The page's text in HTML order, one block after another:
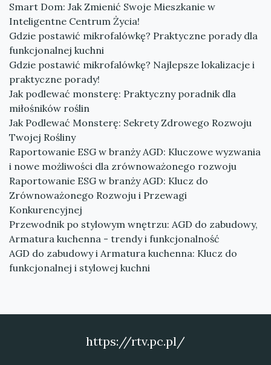
Smart Dom: Jak Zmienić Swoje Mieszkanie w
Inteligentne Centrum Życia!
Gdzie postawić mikrofalówkę? Praktyczne porady dla
funkcjonalnej kuchni
Gdzie postawić mikrofalówkę? Najlepsze lokalizacje i
praktyczne porady!
Jak podlewać monsterę: Praktyczny poradnik dla
miłośników roślin
Jak Podlewać Monsterę: Sekrety Zdrowego Rozwoju
Twojej Rośliny
Raportowanie ESG w branży AGD: Kluczowe wyzwania
i nowe możliwości dla zrównoważonego rozwoju
Raportowanie ESG w branży AGD: Klucz do
Zrównoważonego Rozwoju i Przewagi
Konkurencyjnej
Przewodnik po stylowym wnętrzu: AGD do zabudowy,
Armatura kuchenna - trendy i funkcjonalność
AGD do zabudowy i Armatura kuchenna: Klucz do
funkcjonalnej i stylowej kuchni
https://rtv.pc.pl/